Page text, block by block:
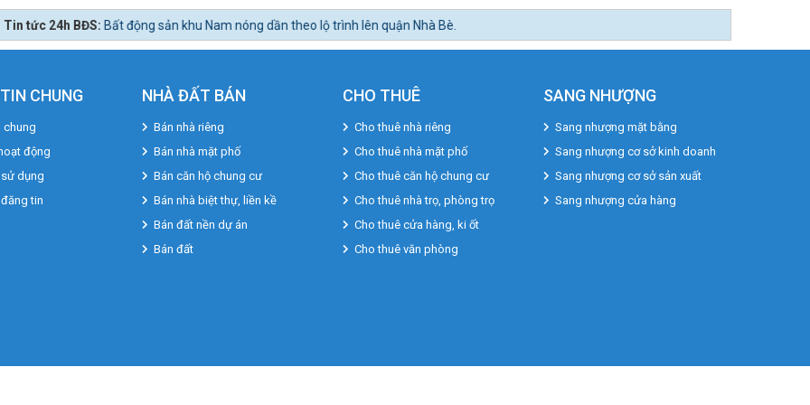
Bất động sản khu Nam nóng dần theo lộ trình lên quận Nhà Bè.
CHUNG
chung
động
dụng
tin
NHÀ ĐẤT BÁN
Bán nhà riêng
Bán nhà mặt phố
Bán căn hộ chung cư
Bán nhà biệt thự, liền kề
Bán đất nền dự án
Bán đất
CHO THUÊ
Cho thuê nhà riêng
Cho thuê nhà mặt phố
Cho thuê căn hộ chung cư
Cho thuê nhà trọ, phòng trọ
Cho thuê cửa hàng, ki ốt
Cho thuê văn phòng
SANG NHƯỢNG
Sang nhượng mặt bằng
Sang nhượng cơ sở kinh doanh
Sang nhượng cơ sở sản xuất
Sang nhượng cửa hàng